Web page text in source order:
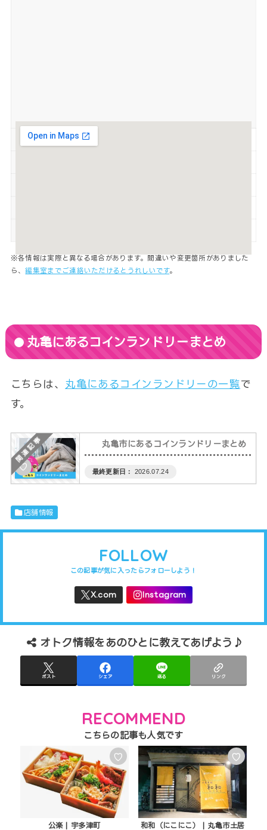
営業時間 6:00～24:00
※各情報は実際と異なる場合があります。間違いや変更箇所がありました
ら、編集室までご連絡いただけるとうれしいです。
丸亀にあるコインランドリーまとめ
こちらは、 丸亀にあるコインランドリーの一覧で
す。
♡
丸亀市にあるコインランドリーまとめ
2026.07.24
店舗情報
FOLLOW
オトク情報をあのひとに教えてあげよう♪
ポスト シェア 送る リンク
RECOMMEND
♡
公楽 | 宇多津町
♡
和和（にこにこ） | 丸亀市土居